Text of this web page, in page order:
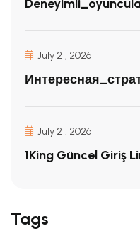
July 21, 2026
July 21, 2026
1King Güncel Giriş
Tags